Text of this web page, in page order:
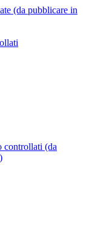
(da pubblicare in
controllati (da